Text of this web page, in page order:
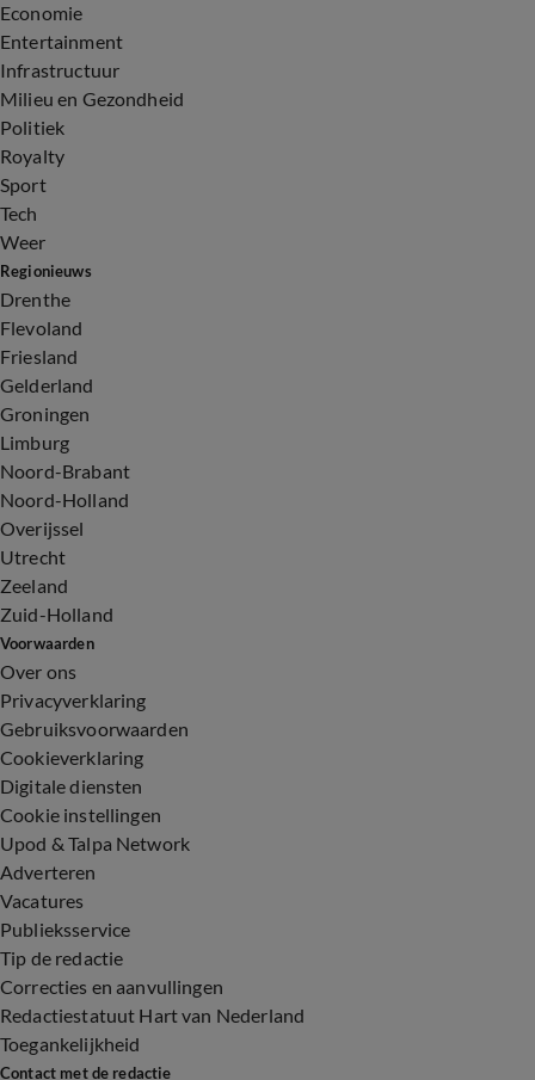
Economie
Entertainment
Infrastructuur
Milieu en Gezondheid
Politiek
Royalty
Sport
Tech
Weer
Regionieuws
Drenthe
Flevoland
Friesland
Gelderland
Groningen
Limburg
Noord-Brabant
Noord-Holland
Overijssel
Utrecht
Zeeland
Zuid-Holland
Voorwaarden
Over ons
Privacyverklaring
Gebruiksvoorwaarden
Cookieverklaring
Digitale diensten
Cookie instellingen
Upod & Talpa Network
Adverteren
Vacatures
Publieksservice
Tip de redactie
Correcties en aanvullingen
Redactiestatuut Hart van Nederland
Toegankelijkheid
Contact met de redactie